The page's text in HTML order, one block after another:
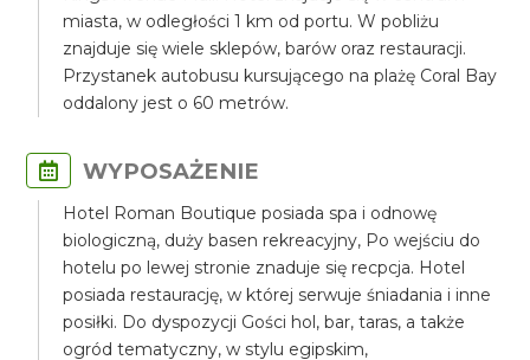
miasta, w odległości 1 km od portu. W pobliżu
znajduje się wiele sklepów, barów oraz restauracji.
Przystanek autobusu kursującego na plażę Coral Bay
oddalony jest o 60 metrów.
WYPOSAŻENIE
Hotel Roman Boutique posiada spa i odnowę
biologiczną, duży basen rekreacyjny, Po wejściu do
hotelu po lewej stronie znaduje się recpcja. Hotel
posiada restaurację, w której serwuje śniadania i inne
posiłki. Do dyspozycji Gości hol, bar, taras, a także
ogród tematyczny, w stylu egipskim,